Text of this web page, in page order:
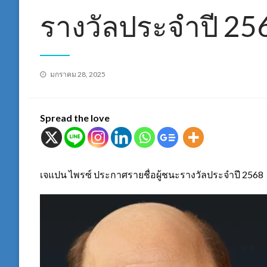
รางวัลประจำปี
Posted
มกราคม 28, 2025
Spread the love
เจแปน ไพรซ์ ประกาศรายชื่อผู้ชนะรางวัลประจำปี 2568